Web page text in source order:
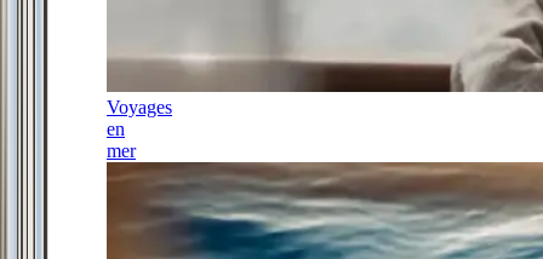
Voyages
en
mer